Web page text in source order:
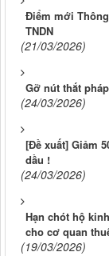
Điểm mới Thông
TNDN
(21/03/2026)
Gỡ nút thắt
(24/03/2026)
[Đề xuất] Giảm
dầu !
(24/03/2026)
Hạn chót hộ
cho cơ quan
(19/03/2026)